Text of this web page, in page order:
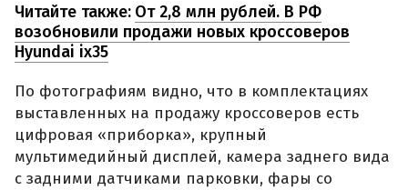
Читайте также: От 2,8 млн рублей. В РФ
возобновили продажи новых кроссоверов
Hyundai ix35
По фотографиям видно, что в комплектациях
выставленных на продажу кроссоверов есть
цифровая «приборка», крупный
мультимедийный дисплей, камера заднего вида
с задними датчиками парковки, фары со